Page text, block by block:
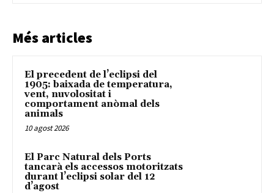
Més articles
El precedent de l’eclipsi del
1905: baixada de temperatura,
vent, nuvolositat i
comportament anòmal dels
animals
10 agost 2026
El Parc Natural dels Ports
tancarà els accessos motoritzats
durant l’eclipsi solar del 12
d’agost